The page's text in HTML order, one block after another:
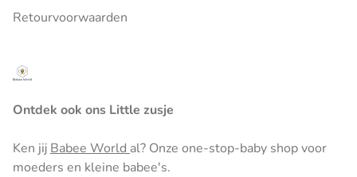
Retourvoorwaarden
Ontdek ook ons Little zusje
Ken jij Babee World al? Onze one-stop-baby shop voor
moeders en kleine babee's.